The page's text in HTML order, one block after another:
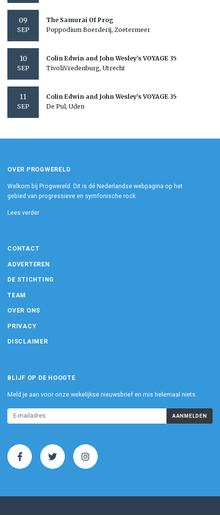
09
SEP
The Samurai Of Prog
Poppodium Boerderij, Zoetermeer
10
SEP
Colin Edwin and John Wesley’s VOYAGE 35
TivoliVredenburg, Utrecht
11
SEP
Colin Edwin and John Wesley’s VOYAGE 35
De Pul, Uden
OVER PROGWERELD
Welkom bij Progwereld. Dit is dé Nederlandse webpagina op het
gebied van progressieve en symfonische rock.
Lees verder
CONTACT
ADVERTEREN
DE STICHTING
TEAM
OVER ONS
PRIVACY
DISCLAIMER
BLIJF OP DE HOOGTE
Meld je aan voor onze wekelijkse nieuwsbrief en mis helemaal niets.
AANMELDEN